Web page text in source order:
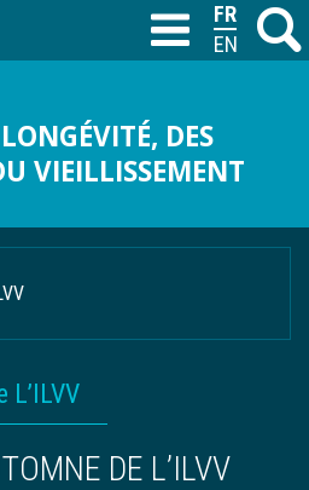
M
DES
VIEILLISSEMENT
T
L’ILVV
DE L’ILVV
FRANÇAIS
ENGLISH